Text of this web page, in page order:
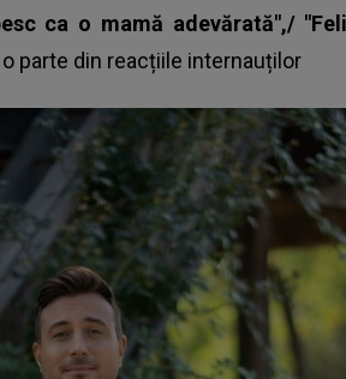
ca o mamă adevărată",/
parte din reacțiile internauților